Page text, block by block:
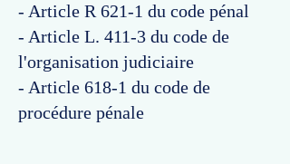
- Article R 621-1 du code pénal
- Article L. 411-3 du code de
l'organisation judiciaire
- Article 618-1 du code de
procédure pénale